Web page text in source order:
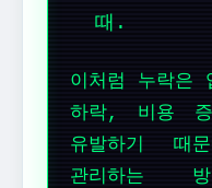
때.
이처럼 누락은
하락, 비용
유발하기 때
관리하는